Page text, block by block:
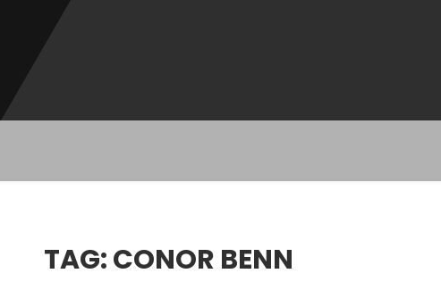
TAG:CONOR BENN